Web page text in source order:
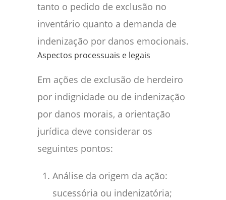
tanto o pedido de exclusão no
inventário quanto a demanda de
indenização por danos emocionais.
Aspectos processuais e legais
Em ações de exclusão de herdeiro
por indignidade ou de indenização
por danos morais, a orientação
jurídica deve considerar os
seguintes pontos:
Análise da origem da ação:
sucessória ou indenizatória;